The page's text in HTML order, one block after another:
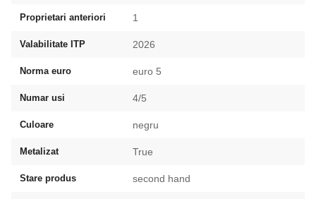
Proprietari anteriori 1
Valabilitate ITP 2026
Norma euro euro 5
Numar usi 4/5
Culoare negru
Metalizat True
Stare produs second hand